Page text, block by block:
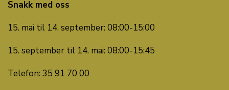
Snakk med oss
15. mai til 14. september: 08:00-15:00
15. september til 14. mai: 08:00-15:45
Telefon: 35 91 70 00